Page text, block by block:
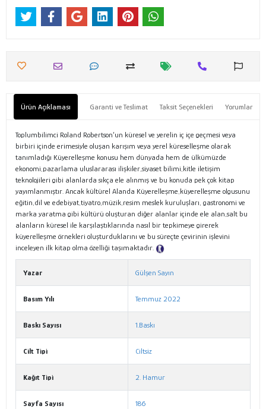
Ürün Açıklaması Garanti ve Teslimat Taksit Seçenekleri Yorumlar
Toplumbilimci Roland Robertson’un küresel ve yerelin iç içe geçmesi veya
birbiri içinde erimesiyle oluşan karışım veya yerel küreselleşme olarak
tanımladığı Küyerelleşme konusu hem dünyada hem de ülkümüzde
ekonomi,pazarlama uluslararası ilişkiler,siyaset bilimi,kitle iletişim
teknolojileri gibi alanlarda sıkça ele alınmış ve bu konuda pek çok kitap
yayımlanmıştır. Ancak kültürel Alanda Küyerelleşme,küyerelleşme olgusunu
eğitin,dil ve edebiyat,tiyatro,müzik,resim meslek kuruluşları, gastronomi ve
marka yaratma gibi kültürü oluşturan diğer alanlar içinde ele alan,salt bu
alanların küresel ile karşılaştıklarında nasıl bir tepkimeye girerek
küyerelleşme örnekleri oluşturduklarını ve bu süreçte çevirinin işlevini
inceleyen ilk kitap olma özelliği taşımaktadır.
Yazar Gülşen Sayın
Basım Yılı Temmuz 2022
Baskı Sayısı 1.Baskı
Cilt Tipi Ciltsiz
Kağıt Tipi 2. Hamur
Sayfa Sayısı 186